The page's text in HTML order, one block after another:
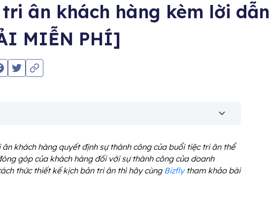
ân khách hàng kèm lời
MIỄN PHÍ]
khách hàng quyết định sự thành công của buổi tiệc tri ân thể
góp của khách hàng đối với sự thành công của doanh
thức thiết kế kịch bản tri ân thì hãy cùng Bizflytham khảo bài